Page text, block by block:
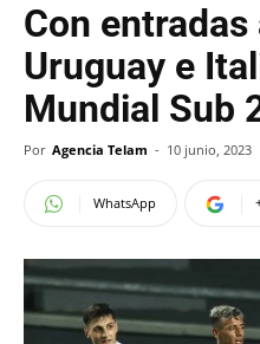
Con entradas
Uruguay e
Mundial Sub
Por Agencia Telam - 10 junio, 2023
WhatsApp